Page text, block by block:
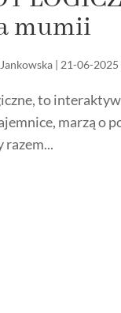
mumii
| 21-06-2025
to
marzą o
razem...